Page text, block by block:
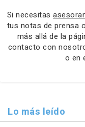
Si necesitas
tus notas de prensa o
más allá de la
contacto con
o en
Lo más leído